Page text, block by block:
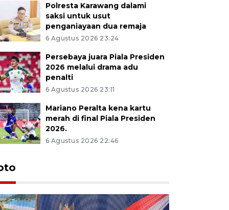
Polresta Karawang dalami
saksi untuk usut
penganiayaan dua remaja
6 Agustus 2026 23:24
Persebaya juara Piala Presiden
2026 melalui drama adu
penalti
6 Agustus 2026 23:11
Mariano Peralta kena kartu
merah di final Piala Presiden
2026.
6 Agustus 2026 22:46